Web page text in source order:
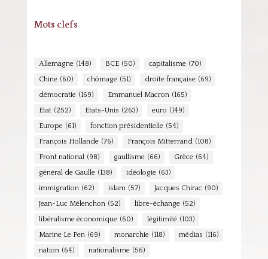
Mots clefs
Allemagne (148) BCE (50) capitalisme (70)
Chine (60) chômage (51) droite française (69)
démocratie (169) Emmanuel Macron (165)
Etat (252) Etats-Unis (263) euro (149)
Europe (61) fonction présidentielle (54)
François Hollande (76) François Mitterrand (108)
Front national (98) gaullisme (66) Grèce (64)
général de Gaulle (138) idéologie (63)
immigration (62) islam (57) Jacques Chirac (90)
Jean-Luc Mélenchon (52) libre-échange (52)
libéralisme économique (60) légitimité (103)
Marine Le Pen (69) monarchie (118) médias (116)
nation (64) nationalisme (56)